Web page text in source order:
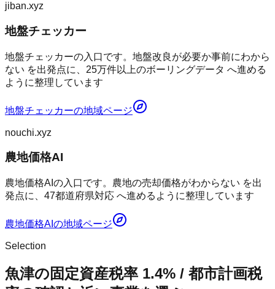
jiban.xyz
地盤チェッカー
地盤チェッカーの入口です。地盤改良が必要か事前にわから
ない を出発点に、25万件以上のボーリングデータ へ進める
ように整理しています
地盤チェッカーの地域ページ
nouchi.xyz
農地価格AI
農地価格AIの入口です。農地の売却価格がわからない を出
発点に、47都道府県対応 へ進めるように整理しています
農地価格AI の地域ページ
Selection
魚津の固定資産税率 1.4% / 都市計画税